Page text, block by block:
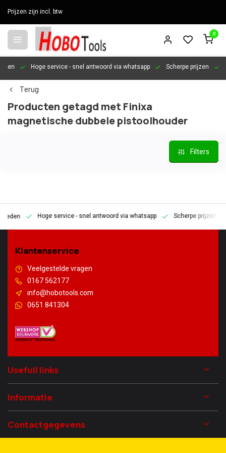
Prijzen zijn incl. btw
0
Hoge service- snel antwoord via whatsapp Scherpe prijzen
Terug
Producten getagd met Finixa
magnetische dubbele pistoolhouder
Filters
Hoge service- snel antwoord via whatsapp Scherpe prijzen
Klantenservice
Veelgestelde vragen
0167 562177
info@hobotools.com
0651 841304
Usefull links
Informatie
Contactgegevens